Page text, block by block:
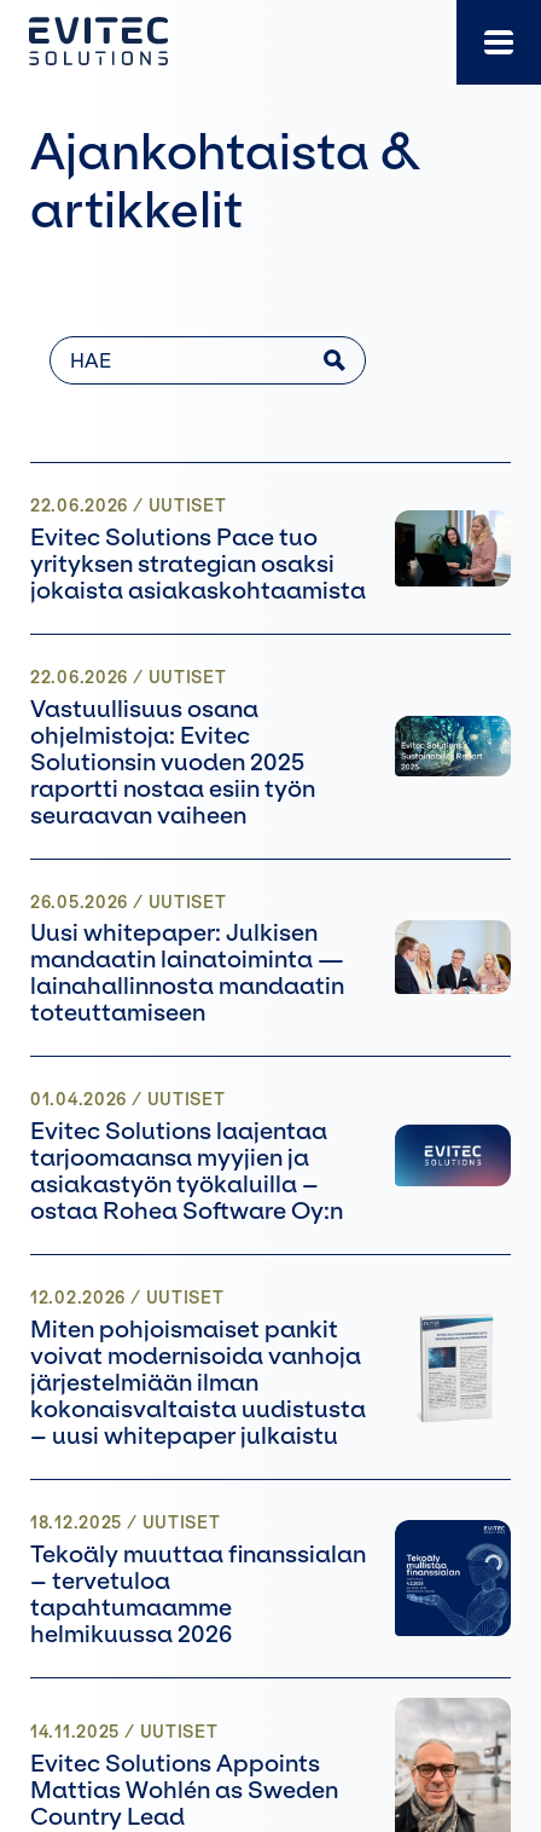
Ajankohtaista &
artikkelit
22.06.2026 / UUTISET
Evitec Solutions Pace tuo
yrityksen strategian osaksi
jokaista asiakaskohtaamista
22.06.2026 / UUTISET
Vastuullisuus osana
ohjelmistoja: Evitec
Solutionsin vuoden 2025
raportti nostaa esiin työn
seuraavan vaiheen
26.05.2026 / UUTISET
Uusi whitepaper: Julkisen
mandaatin lainatoiminta —
lainahallinnosta mandaatin
toteuttamiseen
01.04.2026 / UUTISET
Evitec Solutions laajentaa
tarjoomaansa myyjien ja
asiakastyön työkaluilla –
ostaa Rohea Software Oy:n
12.02.2026 / UUTISET
Miten pohjoismaiset pankit
voivat modernisoida vanhoja
järjestelmiään ilman
kokonaisvaltaista uudistusta
– uusi whitepaper julkaistu
18.12.2025 / UUTISET
Tekoäly muuttaa finanssialan
– tervetuloa
tapahtumaamme
helmikuussa 2026
14.11.2025 / UUTISET
Evitec Solutions Appoints
Mattias Wohlén as Sweden
Country Lead